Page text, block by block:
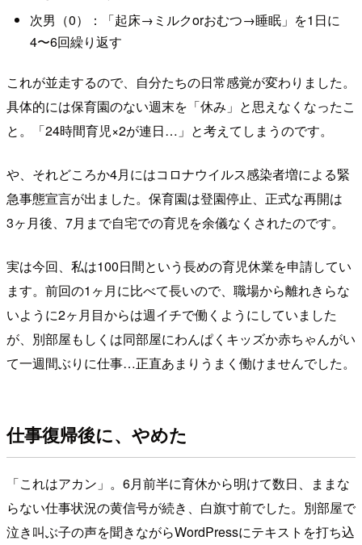
次男（0）：「起床→ミルクorおむつ→睡眠」を1日に
4〜6回繰り返す
これが並走するので、自分たちの日常感覚が変わりました。
具体的には保育園のない週末を「休み」と思えなくなったこ
と。「24時間育児×2が連日…」と考えてしまうのです。
や、それどころか4月にはコロナウイルス感染者増による緊
急事態宣言が出ました。保育園は登園停止、正式な再開は
3ヶ月後、7月まで自宅での育児を余儀なくされたのです。
実は今回、私は100日間という長めの育児休業を申請してい
ます。前回の1ヶ月に比べて長いので、職場から離れきらな
いように2ヶ月目からは週イチで働くようにしていました
が、別部屋もしくは同部屋にわんぱくキッズか赤ちゃんがい
て一週間ぶりに仕事…正直あまりうまく働けませんでした。
仕事復帰後に、やめた
「これはアカン」。6月前半に育休から明けて数日、ままな
らない仕事状況の黄信号が続き、白旗寸前でした。別部屋で
泣き叫ぶ子の声を聞きながらWordPressにテキストを打ち込